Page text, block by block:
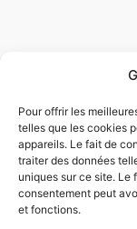
Pour offrir les
telles que les cookies
appareils. Le fait de
traiter des données
uniques sur ce site. Le
consentement peut
et fonctions.